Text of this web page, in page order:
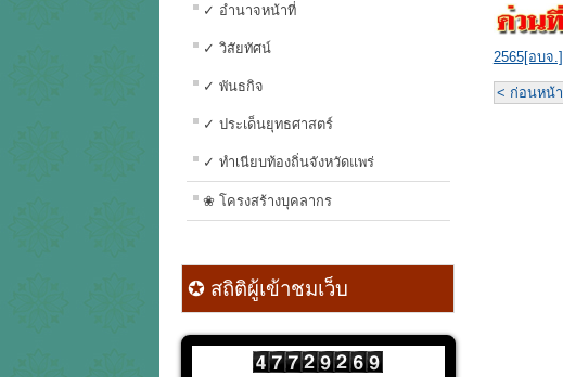
✓ อำนาจหน้าที่
✓ วิสัยทัศน์
✓ พันธกิจ
✓ ประเด็นยุทธศาสตร์
✓ ทำเนียบท้องถิ่นจังหวัดแพร่
❀ โครงสร้างบุคลากร
✪ สถิติผู้เข้าชมเว็บ
2565[อบจ.]
< ก่อนหน้า